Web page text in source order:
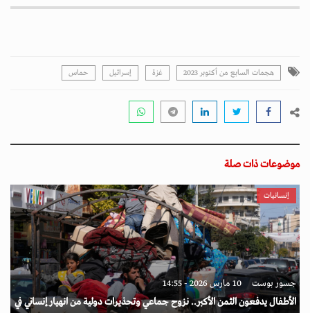
هجمات السابع من أكتوبر 2023 غزة إسرائيل حماس
موضوعات ذات صلة
إنسانيات
جسور بوست 10 مارس 2026 - 14:55
الأطفال يدفعون الثمن الأكبر.. نزوح جماعي وتحذيرات دولية من انهيار إنساني في